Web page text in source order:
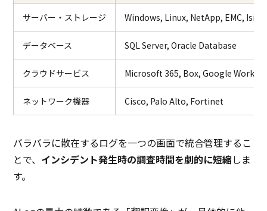
サーバー・ストレージ Windows, Linux, NetApp, EMC,
データベース SQL Server, Oracle Database
クラウドサービス Microsoft 365, Box, Google
ネットワーク機器 Cisco, Palo Alto, Fortinet
バラバラに散在するログを一つの画面で統合管理するこ
とで、 インシデント発生時の調査時間を劇的に短縮しま
す。